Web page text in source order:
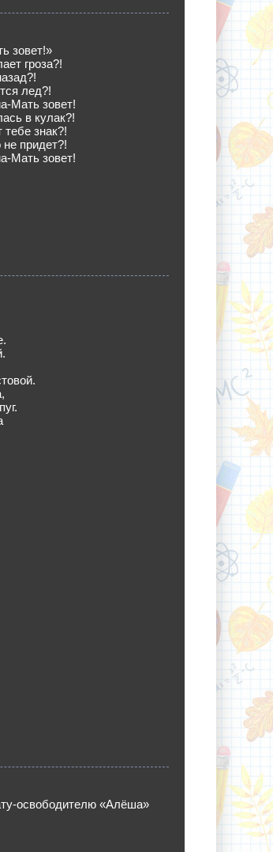
зовет!»
гроза?!
лед?!
Мать зовет!
в кулак?!
тебе знак?!
придет?!
Мать зовет!
освободителю «Алёша»